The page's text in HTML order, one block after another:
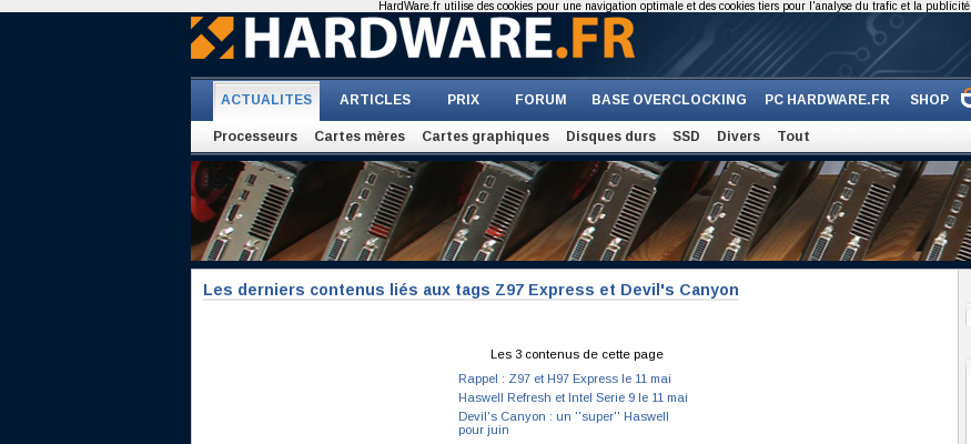
ACTUALITES ARTICLES PRIX FORUM BASE OVERCLOCKING PC HARDWARE.FR SHOP
Processeurs Cartes mères Cartes graphiques Disques durs SSD Divers Tout
Les derniers contenus liés aux tags Z97 Express et Devil's Canyon
Les 3 contenus de cette page
Rappel : Z97 et H97 Express le 11 mai
Haswell Refresh et Intel Serie 9 le 11 mai
Devil's Canyon : un ''super'' Haswell
pour juin
HardWare.fr utilise des cookies pour une navigation optimale et des cookies tiers pour l'analyse du trafic et la publicité